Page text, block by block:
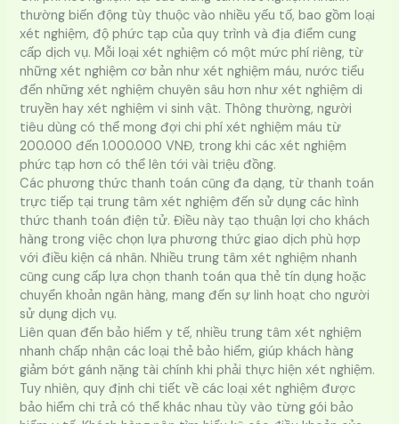
thường biến động tùy thuộc vào nhiều yếu tố, bao gồm loại
xét nghiệm, độ phức tạp của quy trình và địa điểm cung
cấp dịch vụ. Mỗi loại xét nghiệm có một mức phí riêng, từ
những xét nghiệm cơ bản như xét nghiệm máu, nước tiểu
đến những xét nghiệm chuyên sâu hơn như xét nghiệm di
truyền hay xét nghiệm vi sinh vật. Thông thường, người
tiêu dùng có thể mong đợi chi phí xét nghiệm máu từ
200.000 đến 1.000.000 VNĐ, trong khi các xét nghiệm
phức tạp hơn có thể lên tới vài triệu đồng.
Các phương thức thanh toán cũng đa dạng, từ thanh toán
trực tiếp tại trung tâm xét nghiệm đến sử dụng các hình
thức thanh toán điện tử. Điều này tạo thuận lợi cho khách
hàng trong việc chọn lựa phương thức giao dịch phù hợp
với điều kiện cá nhân. Nhiều trung tâm xét nghiệm nhanh
cũng cung cấp lựa chọn thanh toán qua thẻ tín dụng hoặc
chuyển khoản ngân hàng, mang đến sự linh hoạt cho người
sử dụng dịch vụ.
Liên quan đến bảo hiểm y tế, nhiều trung tâm xét nghiệm
nhanh chấp nhận các loại thẻ bảo hiểm, giúp khách hàng
giảm bớt gánh nặng tài chính khi phải thực hiện xét nghiệm.
Tuy nhiên, quy định chi tiết về các loại xét nghiệm được
bảo hiểm chi trả có thể khác nhau tùy vào từng gói bảo